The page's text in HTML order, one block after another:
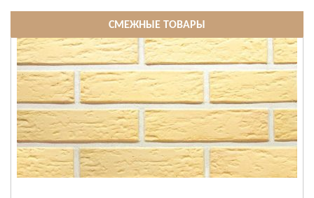
СМЕЖНЫЕ ТОВАРЫ